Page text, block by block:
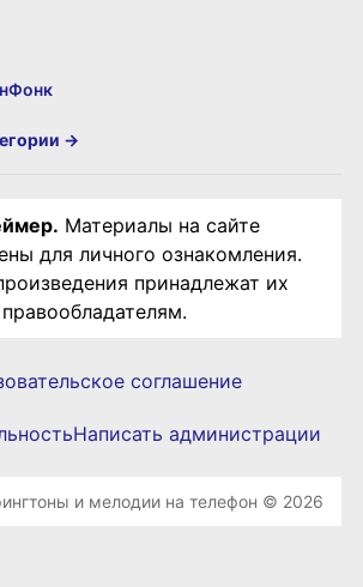
Фонк
→
Материалы на сайте
для личного ознакомления.
принадлежат их
правообладателям.
соглашение
Написать администрации
и мелодии на телефон © 2026